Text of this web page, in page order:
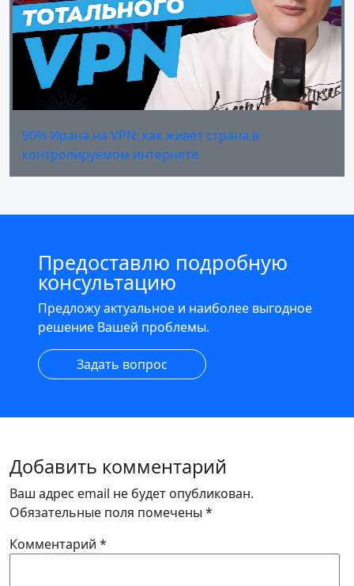
90% Ирана на VPN: как живет страна в
контролируемом интернете
Предоставлю подробную
консультацию
Предложу актуальное и наиболее выгодное
решение Вашей проблемы.
Задать вопрос
Добавить комментарий
Ваш адрес email не будет опубликован.
Обязательные поля помечены *
Комментарий *